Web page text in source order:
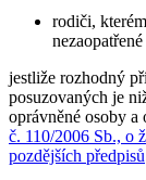
rodiči,
jestliže rozhodný
posuzovaných je
oprávněné osoby a
č. 110/2006 Sb., o
pozdějších předpisů